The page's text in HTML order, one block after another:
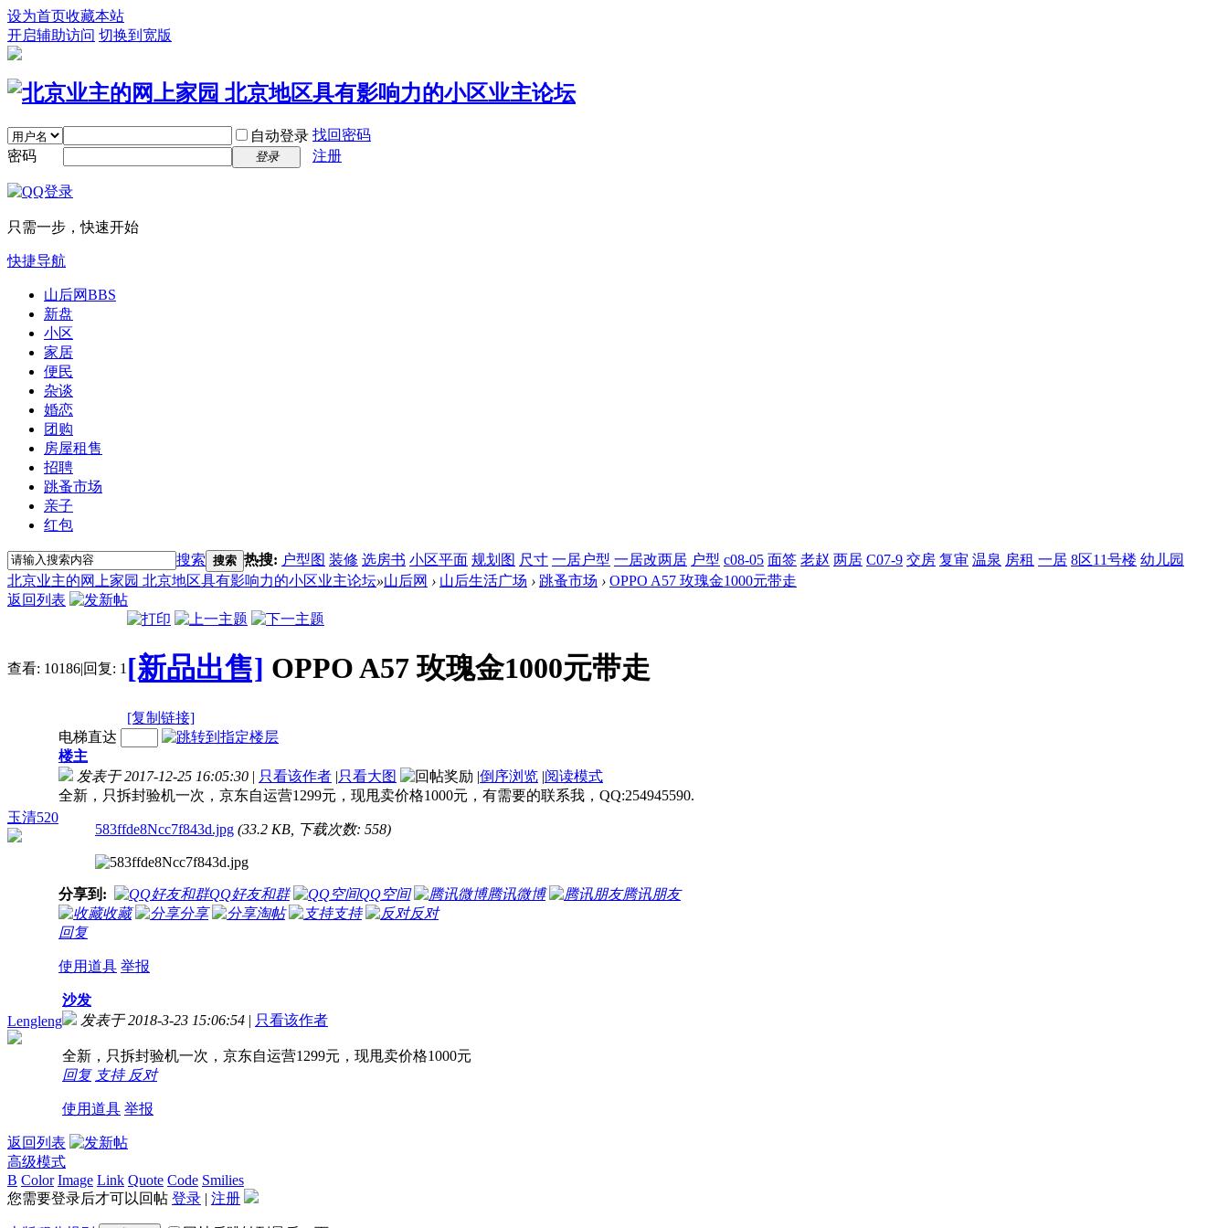
设为首页收藏本站
开启辅助访问 切换到宽版
自动登录 找回密码
密码
登录 注册
只需一步，快速开始
快捷导航
山后网BBS
新盘
小区
家居
便民
杂谈
婚恋
团购
房屋租售
招聘
跳蚤市场
亲子
红包
搜索 搜索 热搜: 户型图 装修 选房书 小区平面 规划图 尺寸 一居户型 一居改两居 户型 c08-05 面签 老赵 两居 C07-9 交房 复审 温泉 房租 一居 8区11号楼 幼儿园
北京业主的网上家园 北京地区具有影响力的小区业主论坛»山后网 › 山后生活广场 › 跳蚤市场 › OPPO A57 玫瑰金1000元带走
返回列表
查看: 10186|回复: 1 [新品出售] OPPO A57 玫瑰金1000元带走
[复制链接]
玉清520
电梯直达
楼主
发表于 2017-12-25 16:05:30 | 只看该作者 |只看大图 |倒序浏览 |阅读模式
全新，只拆封验机一次，京东自运营1299元，现甩卖价格1000元，有需要的联系我，QQ:254945590.
583ffde8Ncc7f843d.jpg (33.2 KB, 下载次数: 558)
分享到: QQ好友和群 QQ空间 腾讯微博
腾讯朋友
收藏
分享 淘帖 支持
反对
回复
使用道具 举报
Lengleng
沙发
发表于 2018-3-23 15:06:54 | 只看该作者
全新，只拆封验机一次，京东自运营1299元，现甩卖价格1000元
回复 支持 反对
使用道具 举报
返回列表
高级模式
B Color Image Link Quote Code Smilies
您需要登录后才可以回帖 登录 | 注册